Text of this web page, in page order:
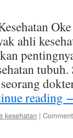
ahli
reading
kesehatan |